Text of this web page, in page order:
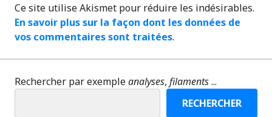
Ce site utilise Akismet pour réduire les indésirables.
En savoir plus sur la façon dont les données de
vos commentaires sont traitées.
Rechercher par exempleanalyses, filaments...
RECHERCHER